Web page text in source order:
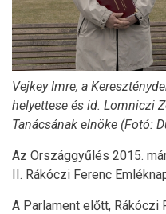
Vejkey Imre, a
helyettese és id. Lomniczi
Tanácsának elnöke (Fotó:
Az Országgyűlés 2015.
II. Rákóczi Ferenc
A Parlament előtt,